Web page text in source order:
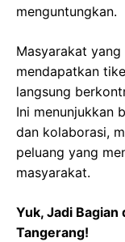
menguntungkan.
Masyarakat
mendapatkan
langsung
Ini menunjukkan
dan kolaborasi,
peluang yang
masyarakat.
Yuk, Jadi Bagian
Tangerang!